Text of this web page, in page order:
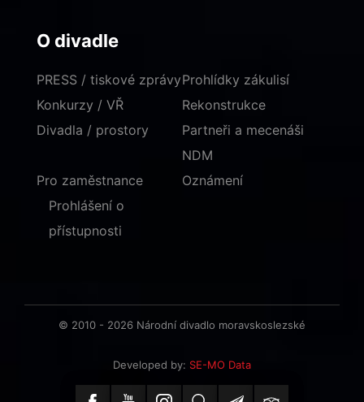
O divadle
PRESS / tiskové zprávy
Konkurzy / VŘ
Divadla / prostory
Prohlídky zákulisí
Rekonstrukce
Partneři a mecenáši
NDM
Pro zaměstnance
Oznámení
Prohlášení o
přístupnosti
© 2010 - 2026 Národní divadlo moravskoslezské
Developed by: SE-MO Data